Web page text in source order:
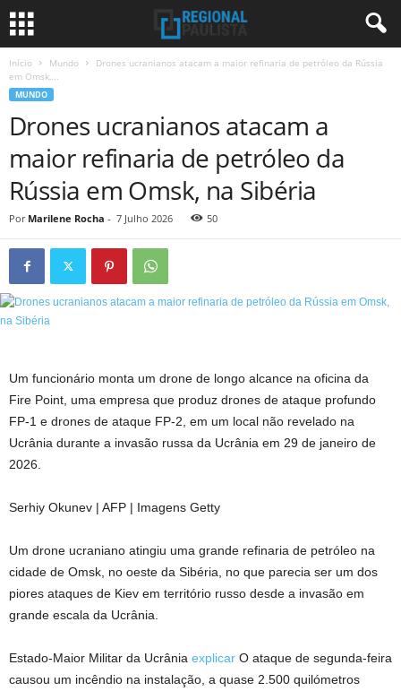
Início Mundo
Drones ucranianos atacam a maior refinaria de petróleo da Rússia
em Omsk,...
MUNDO
Drones ucranianos atacam a
maior refinaria de petróleo da
Rússia em Omsk, na Sibéria
Por Marilene Rocha - 7 Julho 2026 50
Um funcionário monta um drone de longo alcance na oficina da
Fire Point, uma empresa que produz drones de ataque profundo
FP-1 e drones de ataque FP-2, em um local não revelado na
Ucrânia durante a invasão russa da Ucrânia em 29 de janeiro de
2026.
Serhiy Okunev | AFP | Imagens Getty
Um drone ucraniano atingiu uma grande refinaria de petróleo na
cidade de Omsk, no oeste da Sibéria, no que parecia ser um dos
piores ataques de Kiev em território russo desde a invasão em
grande escala da Ucrânia.
Estado-Maior Militar da Ucrânia explicar O ataque de segunda-feira
causou um incêndio na instalação, a quase 2.500 quilómetros